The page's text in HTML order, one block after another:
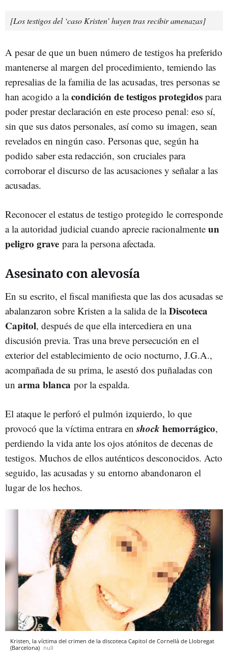
[Los testigos del ‘caso Kristen’ huyen tras recibir amenazas]
A pesar de que un buen número de testigos ha preferido
mantenerse al margen del procedimiento, temiendo las
represalias de la familia de las acusadas, tres personas se
han acogido a lacondición de testigos protegidos para
poder prestar declaración en este proceso penal: eso sí,
sin que sus datos personales, así como su imagen, sean
revelados en ningún caso. Personas que, según ha
podido saber esta redacción, son cruciales para
corroborar el discurso de las acusaciones y señalar a las
acusadas.
Reconocer el estatus de testigo protegido le corresponde
a la autoridad judicial cuando aprecie racionalmente un
peligro grave para la persona afectada.
Asesinato con alevosía
En su escrito, el fiscal manifiesta que las dos acusadas se
abalanzaron sobre Kristen a la salida de laDiscoteca
Capitol, después de que ella intercediera en una
discusión previa. Tras una breve persecución en el
exterior del establecimiento de ocio nocturno, J.G.A.,
acompañada de su prima, le asestó dos puñaladas con
un arma blanca por la espalda.
El ataque le perforó el pulmón izquierdo, lo que
provocó que la víctima entrara enshock hemorrágico,
perdiendo la vida ante los ojos atónitos de decenas de
testigos. Muchos de ellos auténticos desconocidos. Acto
seguido, las acusadas y su entorno abandonaron el
lugar de los hechos.
Kristen, la víctima del crimen de la discoteca Capitol de Cornellà de Llobregat
(Barcelona) null